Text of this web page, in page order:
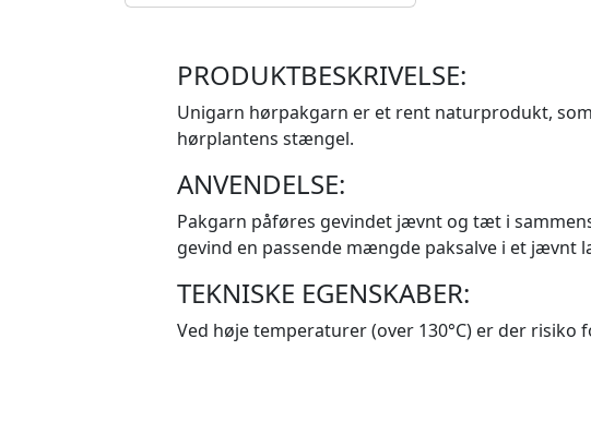
PRODUKTBESKRIVELSE:
Unigarn hørpakgarn er et rent naturprodukt,
hørplantens stængel.
ANVENDELSE:
Pakgarn påføres gevindet jævnt og tæt i
gevind en passende mængde paksalve i et
TEKNISKE EGENSKABER:
Ved høje temperaturer (over 130°C) er der risiko